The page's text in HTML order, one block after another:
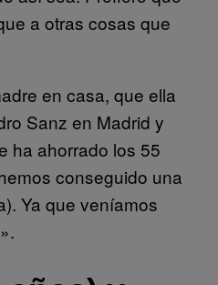
a otras cosas que
en casa, que ella
Sanz en Madrid y
ha ahorrado los 55
conseguido una
Ya que veníamos